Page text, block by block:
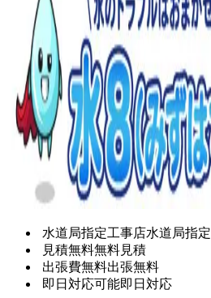
水道局指定工事店水道局指定
見積無料無料見積
出張費無料出張無料
即日対応可能即日対応